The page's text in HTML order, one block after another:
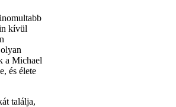
kívül
a Michael
és élete
találja,